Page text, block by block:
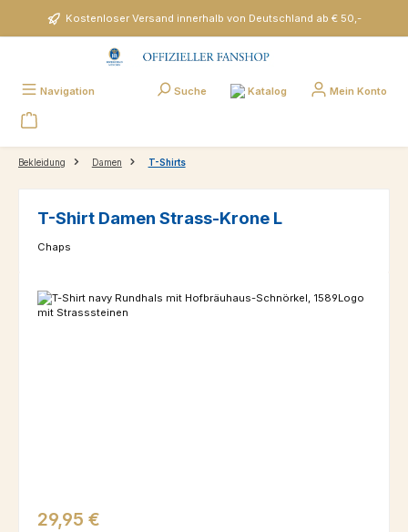
Zum Hauptinhalt springenKostenloser Versand innerhalb von Deutschland ab € 50,-
Navigation Suche Katalog Mein Konto
Bekleidung Damen T-Shirts
T-Shirt Damen Strass-Krone L
Chaps
Bildergalerie überspringen
Regulärer Preis:
29,95 €